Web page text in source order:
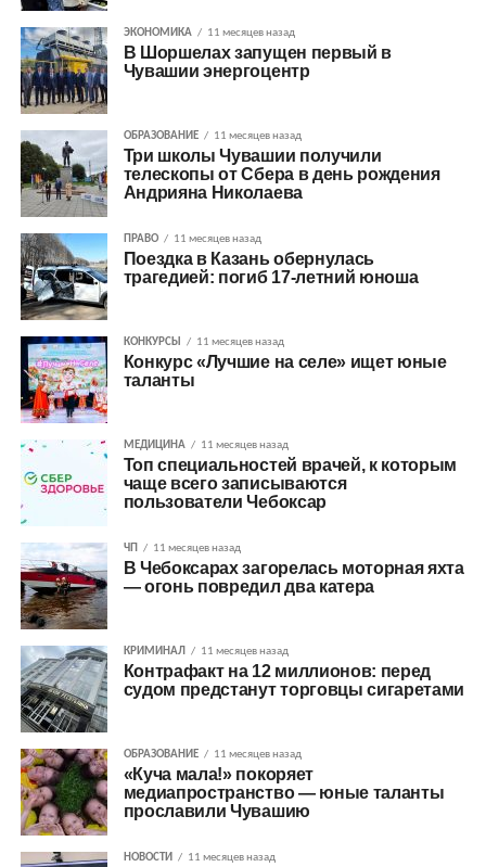
ЭКОНОМИКА 11 месяцев назад
В Шоршелах запущен первый в
Чувашии энергоцентр
ОБРАЗОВАНИЕ 11 месяцев назад
Три школы Чувашии получили
телескопы от Сбера в день рождения
Андрияна Николаева
ПРАВО 11 месяцев назад
Поездка в Казань обернулась
трагедией: погиб 17-летний юноша
КОНКУРСЫ 11 месяцев назад
Конкурс «Лучшие на селе» ищет юные
таланты
МЕДИЦИНА 11 месяцев назад
Топ специальностей врачей, к которым
чаще всего записываются
пользователи Чебоксар
ЧП 11 месяцев назад
В Чебоксарах загорелась моторная яхта
— огонь повредил два катера
КРИМИНАЛ 11 месяцев назад
Контрафакт на 12 миллионов: перед
судом предстанут торговцы сигаретами
ОБРАЗОВАНИЕ 11 месяцев назад
«Куча мала!» покоряет
медиапространство — юные таланты
прославили Чувашию
НОВОСТИ 11 месяцев назад